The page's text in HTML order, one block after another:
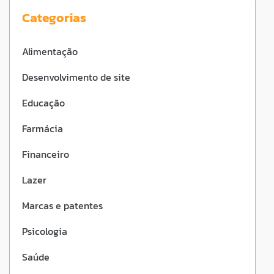
Contato
Categorias
Alimentação
Desenvolvimento de site
Educação
Farmácia
Financeiro
Lazer
Marcas e patentes
Psicologia
Saúde